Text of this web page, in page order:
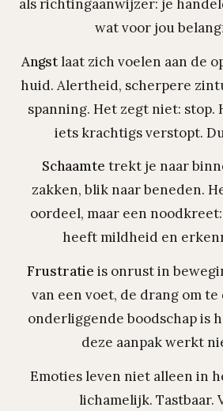
als richtingaanwijzer: je
wat voor jou
Angstlaat zich voelen aan de
huid. Alertheid, scherpere
spanning. Het zegt niet: stop.
iets krachtigs verstopt.
Schaamte trekt je naar
zakken, blik naar beneden.
oordeel, maar een
heeft mildheid en
Frustratie is onrust in
van een voet, de drang om
onderliggende boodschap is
deze aanpak werkt
Emoties leven niet alleen in
lichamelijk. Tastbaar.